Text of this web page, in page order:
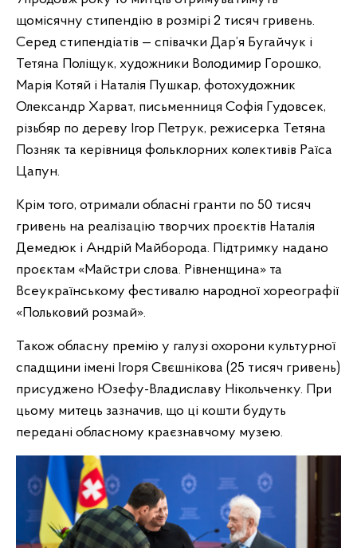
щомісячну стипендію в розмірі 2 тисяч гривень.
Серед стипендіатів — співачки Дар’я Бугайчук і
Тетяна Поліщук, художники Володимир Горошко,
Марія Котяй і Наталія Пушкар, фотохудожник
Олександр Харват, письменниця Софія Гудовсек,
різьбяр по дереву Ігор Петрук, режисерка Тетяна
Позняк та керівниця фольклорних колективів Раїса
Цапун.
Крім того, отримали обласні гранти по 50 тисяч
гривень на реалізацію творчих проєктів Наталія
Демедюк і Андрій Майборода. Підтримку надано
проєктам «Майстри слова. Рівненщина» та
Всеукраїнському фестивалю народної хореографії
«Польковий розмай».
Також обласну премію у галузі охорони культурної
спадщини імені Ігоря Свєшнікова (25 тисяч гривень)
присуджено Юзефу-Владиславу Нікольченку. При
цьому митець зазначив, що ці кошти будуть
передані обласному краєзнавчому музею.